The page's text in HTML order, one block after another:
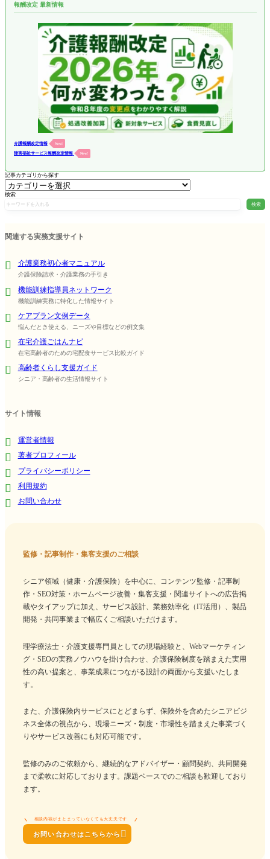
報酬改定 最新情報
介護報酬改定情報 New!
障害福祉サービス報酬改定情報 New!
記事カテゴリから探す
検索
検索
関連する実務支援サイト
介護業務初心者マニュアル
介護保険請求・介護業務の手引き
機能訓練指導員ネットワーク
機能訓練実務に特化した情報サイト
ケアプラン文例データ
悩んだとき使える、ニーズや目標などの例文集
在宅介護ごはんナビ
在宅高齢者のための宅配食サービス比較ガイド
高齢者くらし支援ガイド
シニア・高齢者の生活情報サイト
サイト情報
運営者情報
著者プロフィール
プライバシーポリシー
利用規約
お問い合わせ
監修・記事制作・集客支援のご相談
シニア領域（健康・介護保険）を中心に、コンテンツ監修・記事制
作・SEO対策・ホームページ改善・集客支援・関連サイトへの広告掲
載やタイアップに加え、サービス設計、業務効率化（IT活用）、製品
開発・共同事業まで幅広くご相談いただけます。
理学療法士・介護支援専門員としての現場経験と、Webマーケティン
グ・SEOの実務ノウハウを掛け合わせ、介護保険制度を踏まえた実用
性の高い提案と、事業成果につながる設計の両面から支援いたしま
す。
また、介護保険内サービスにとどまらず、保険外を含めたシニアビジ
ネス全体の視点から、現場ニーズ・制度・市場性を踏まえた事業づく
りやサービス改善にも対応可能です。
監修のみのご依頼から、継続的なアドバイザー・顧問契約、共同開発
まで柔軟に対応しております。課題ベースでのご相談も歓迎しており
ます。
相談内容がまとまっていなくても大丈夫です
お問い合わせはこちらから 